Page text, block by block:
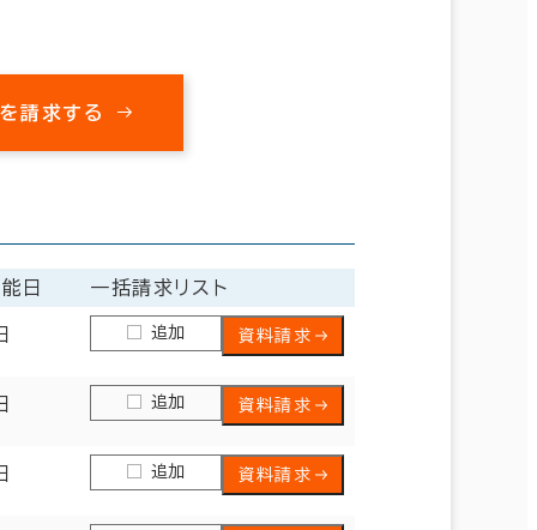
請求する
日 一括請求リスト
追加 資料請求
追加 資料請求
追加 資料請求